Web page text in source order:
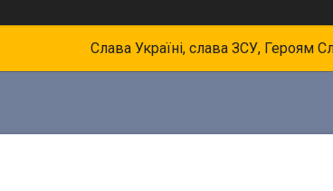
Слава Україні, слава ЗСУ, Героям